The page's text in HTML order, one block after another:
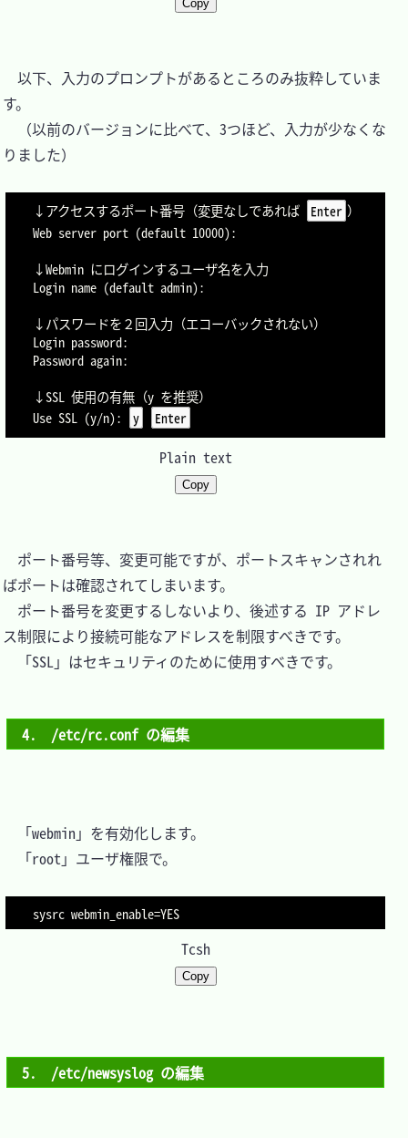
Copy
以下、入力のプロンプトがあるところのみ抜粋していま
す。
（以前のバージョンに比べて、3つほど、入力が少なくな
りました）
↓アクセスするポート番号（変更なしであれば Enter ）
Web server port (default 10000):
↓Webmin にログインするユーザ名を入力
Login name (default admin):
↓パスワードを２回入力（エコーバックされない）
Login password:
Password again:
↓SSL 使用の有無（y を推奨）
Use SSL (y/n):
y Enter
Plain text
Copy
ポート番号等、変更可能ですが、ポートスキャンされれ
ばポートは確認されてしまいます。
ポート番号を変更するしないより、後述する IP アドレ
ス制限により接続可能なアドレスを制限すべきです。
「SSL」はセキュリティのために使用すべきです。
4.　/etc/rc.conf の編集
「webmin」を有効化します。
「root」ユーザ権限で。
sysrc webmin_enable=
Tcsh
Copy
5.　/etc/newsyslog の編集